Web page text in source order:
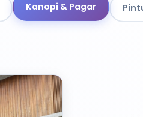
Kanopi & Pagar